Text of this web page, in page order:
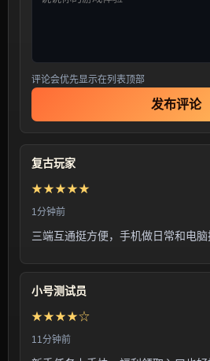
评论会优先显示在列表顶部
发布评论
复古玩家
★★★★★
1分钟前
三端互通挺方便，手机做日常和电脑
小号测试员
★★★★☆
11分钟前